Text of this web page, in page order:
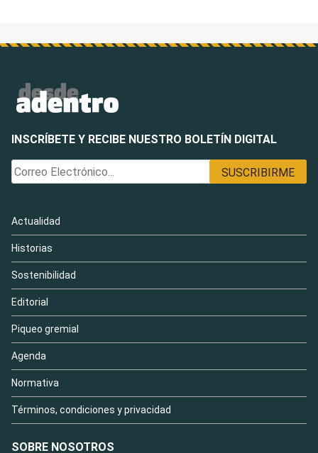
INSCRÍBETE Y RECIBE NUESTRO BOLETÍN DIGITAL
Actualidad
Historias
Sostenibilidad
Editorial
Piqueo gremial
Agenda
Normativa
Términos, condiciones y privacidad
SOBRE NOSOTROS